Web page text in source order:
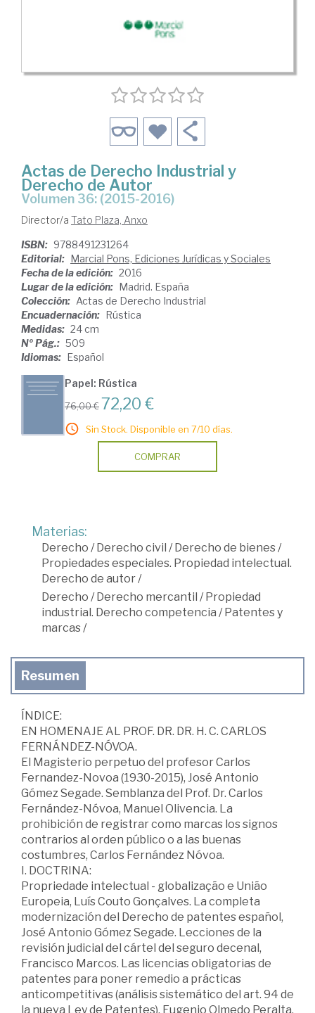
Actas de Derecho Industrial y
Derecho de Autor
Volumen 36: (2015-2016)
Director/a Tato Plaza, Anxo
ISBN: 9788491231264
Editorial: Marcial Pons, Ediciones Jurídicas y Sociales
Fecha de la edición: 2016
Lugar de la edición: Madrid. España
Colección: Actas de Derecho Industrial
Encuadernación: Rústica
Medidas: 24 cm
Nº Pág.: 509
Idiomas: Español
Papel: Rústica
76,00 €72,20 €
Sin Stock. Disponible en 7/10 días.
COMPRAR
Materias:
Derecho / Derecho civil / Derecho de bienes/
Propiedades especiales. Propiedad intelectual.
Derecho de autor/
Derecho / Derecho mercantil / Propiedad
industrial. Derecho competencia / Patentes y
marcas/
Resumen
ÍNDICE:
EN HOMENAJE AL PROF. DR. DR. H. C. CARLOS
FERNÁNDEZ-NÓVOA.
El Magisterio perpetuo del profesor Carlos
Fernandez-Novoa (1930-2015), José Antonio
Gómez Segade. Semblanza del Prof. Dr. Carlos
Fernández-Nóvoa, Manuel Olivencia. La
prohibición de registrar como marcas los signos
contrarios al orden público o a las buenas
costumbres, Carlos Fernández Nóvoa.
I. DOCTRINA:
Propriedade intelectual - globalização e União
Europeia, Luís Couto Gonçalves. La completa
modernización del Derecho de patentes español,
José Antonio Gómez Segade. Lecciones de la
revisión judicial del cártel del seguro decenal,
Francisco Marcos. Las licencias obligatorias de
patentes para poner remedio a prácticas
anticompetitivas (análisis sistemático del art. 94 de
la nueva Ley de Patentes), Eugenio Olmedo Peralta.